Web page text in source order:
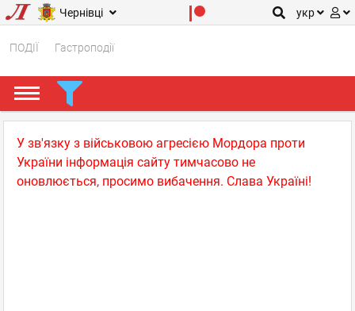
Чернівці укр
ПОДІЇ Гастроподії
У зв'язку з військовою агресією Мордора проти
України інформація сайту тимчасово не
оновлюється, просимо вибачення. Слава Україні!